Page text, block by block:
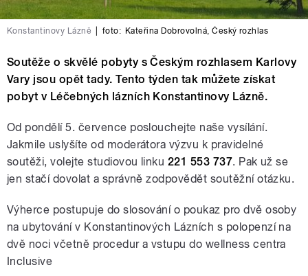
Konstantinovy Lázně foto: Kateřina Dobrovolná,Český rozhlas
Soutěže o skvělé pobyty s Českým rozhlasem Karlovy
Vary jsou opět tady. Tento týden tak můžete získat
pobyt v Léčebných lázních Konstantinovy Lázně.
Od pondělí 5. července poslouchejte naše vysílání.
Jakmile uslyšíte od moderátora výzvu k pravidelné
soutěži, volejte studiovou linku 221 553 737. Pak už se
jen stačí dovolat a správně zodpovědět soutěžní otázku.
Výherce postupuje do slosování o poukaz pro dvě osoby
na ubytování v Konstantinových Lázních s polopenzí na
dvě noci včetně procedur a vstupu do wellness centra
Inclusive